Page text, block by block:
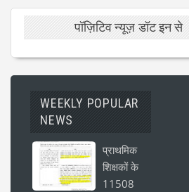
पॉज़िटिव न्यूज़ डॉट इन से
WEEKLY POPULAR
NEWS
प्राथमिक
शिक्षकों के
11508